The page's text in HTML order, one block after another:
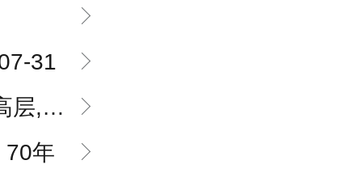
31
园洋房
70年